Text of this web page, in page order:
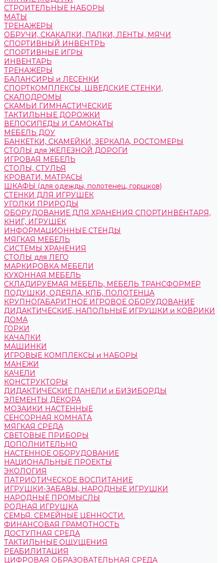
СТРОИТЕЛЬНЫЕ НАБОРЫ
МАТЫ
ТРЕНАЖЕРЫ
ОБРУЧИ, СКАКАЛКИ, ПАЛКИ, ЛЕНТЫ, МЯЧИ
СПОРТИВНЫЙ ИНВЕНТРЬ
СПОРТИВНЫЕ ИГРЫ
ИНВЕНТАРЬ
ТРЕНАЖЕРЫ
БАЛАНСИРЫ и ЛЕСЕНКИ
СПОРТКОМПЛЕКСЫ, ШВЕДСКИЕ СТЕНКИ,
СКАЛОДРОМЫ
СКАМЬИ ГИМНАСТИЧЕСКИЕ
ТАКТИЛЬНЫЕ ДОРОЖКИ
ВЕЛОСИПЕДЫ И САМОКАТЫ
МЕБЕЛЬ ДОУ
БАНКЕТКИ, СКАМЕЙКИ, ЗЕРКАЛА, РОСТОМЕРЫ
СТОЛЫ для ЖЕЛЕЗНОЙ ДОРОГИ
ИГРОВАЯ МЕБЕЛЬ
СТОЛЫ, СТУЛЬЯ
КРОВАТИ, МАТРАСЫ
ШКАФЫ (для одежды, полотенец, горшков)
СТЕНКИ ДЛЯ ИГРУШЕК
УГОЛКИ ПРИРОДЫ
ОБОРУДОВАНИЕ ДЛЯ ХРАНЕНИЯ СПОРТИНВЕНТАРЯ,
КНИГ, ИГРУШЕК
ИНФОРМАЦИОННЫЕ СТЕНДЫ
МЯГКАЯ МЕБЕЛЬ
СИСТЕМЫ ХРАНЕНИЯ
СТОЛЫ для ЛЕГО
МАРКИРОВКА МЕБЕЛИ
КУХОННАЯ МЕБЕЛЬ
СКЛАДИРУЕМАЯ МЕБЕЛЬ, МЕБЕЛЬ ТРАНСФОРМЕР
ПОДУШКИ, ОДЕЯЛА, КПБ, ПОЛОТЕНЦА
КРУПНОГАБАРИТНОЕ ИГРОВОЕ ОБОРУДОВАНИЕ
ДИДАКТИЧЕСКИЕ, НАПОЛЬНЫЕ ИГРУШКИ и КОВРИКИ
ДОМА
ГОРКИ
КАЧАЛКИ
МАШИНКИ
ИГРОВЫЕ КОМПЛЕКСЫ и НАБОРЫ
МАНЕЖИ
КАЧЕЛИ
КОНСТРУКТОРЫ
ДИДАКТИЧЕСКИЕ ПАНЕЛИ и БИЗИБОРДЫ
ЭЛЕМЕНТЫ ДЕКОРА
МОЗАИКИ НАСТЕННЫЕ
СЕНСОРНАЯ КОМНАТА
МЯГКАЯ СРЕДА
СВЕТОВЫЕ ПРИБОРЫ
ДОПОЛНИТЕЛЬНО
НАСТЕННОЕ ОБОРУДОВАНИЕ
НАЦИОНАЛЬНЫЕ ПРОЕКТЫ
ЭКОЛОГИЯ
ПАТРИОТИЧЕСКОЕ ВОСПИТАНИЕ
ИГРУШКИ-ЗАБАВЫ, НАРОДНЫЕ ИГРУШКИ
НАРОДНЫЕ ПРОМЫСЛЫ
РОДНАЯ ИГРУШКА
СЕМЬЯ. СЕМЕЙНЫЕ ЦЕННОСТИ.
ФИНАНСОВАЯ ГРАМОТНОСТЬ
ДОСТУПНАЯ СРЕДА
ТАКТИЛЬНЫЕ ОЩУЩЕНИЯ
РЕАБИЛИТАЦИЯ
ЦИФРОВАЯ ОБРАЗОВАТЕЛЬНАЯ СРЕДА